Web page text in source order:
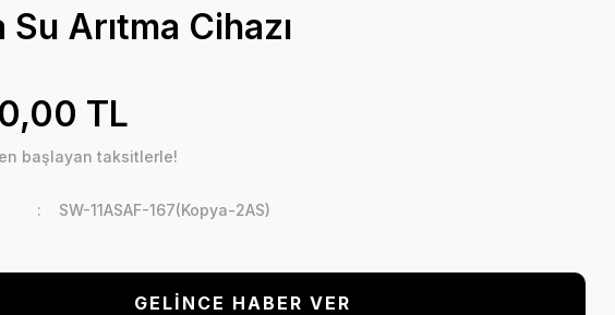
Su Arıtma Cihazı
TL
başlayan taksitlerle!
SW-11ASAF-167(Kopya-2AS)
GELİNCE HABER VER